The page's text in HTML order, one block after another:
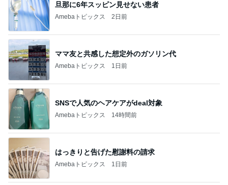
旦那に6年スッピン見せない患者
Amebaトピックス 2日前
ママ友と共感した想定外のガソリン代
Amebaトピックス 1日前
SNSで人気のヘアケアがdeal対象
Amebaトピックス 14時間前
はっきりと告げた慰謝料の請求
Amebaトピックス 1日前